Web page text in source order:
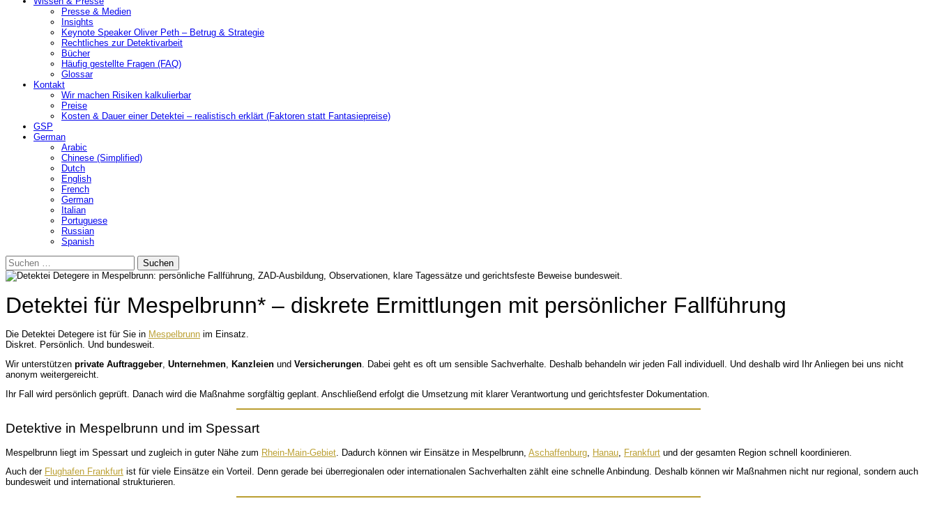
Presse & Medien
Insights
Keynote Speaker Oliver Peth – Betrug & Strategie
Rechtliches zur Detektivarbeit
Bücher
Häufig gestellte Fragen (FAQ)
Glossar
Kontakt
Wir machen Risiken kalkulierbar
Preise
Kosten & Dauer einer Detektei – realistisch erklärt (Faktoren statt Fantasiepreise)
GSP
German
Arabic
Chinese (Simplified)
Dutch
English
French
German
Italian
Portuguese
Russian
Spanish
Suchen
nach:
Detektei für Mespelbrunn* – diskrete Ermittlungen mit persönlicher Fallführung
Die Detektei Detegere ist für Sie in Mespelbrunn im Einsatz.
Diskret. Persönlich. Und bundesweit.
Wir unterstützen private Auftraggeber, Unternehmen, Kanzleien und Versicherungen. Dabei geht es oft um sensible Sachverhalte. Deshalb behandeln wir jeden Fall individuell. Und deshalb wird Ihr Anliegen bei uns nicht
anonym weitergereicht.
Ihr Fall wird persönlich geprüft. Danach wird die Maßnahme sorgfältig geplant. Anschließend erfolgt die Umsetzung mit klarer Verantwortung und gerichtsfester Dokumentation.
Detektive in Mespelbrunn und im Spessart
Mespelbrunn liegt im Spessart und zugleich in guter Nähe zum Rhein-Main-Gebiet . Dadurch können wir Einsätze in Mespelbrunn, Aschaffenburg Hanau Frankfurt und der gesamten Region schnell koordinieren.
Auch der Flughafen Frankfurt ist für viele Einsätze ein Vorteil. Denn gerade bei überregionalen oder internationalen Sachverhalten zählt eine schnelle Anbindung. Deshalb können wir Maßnahmen nicht nur regional, sondern auch
bundesweit und international strukturieren.